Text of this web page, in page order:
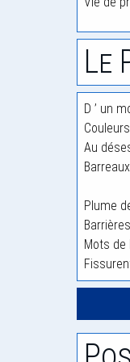
Le
D ’ un
Au
Plume
Mots de